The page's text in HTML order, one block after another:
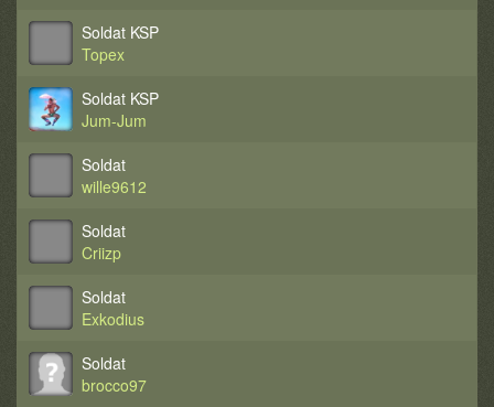
Soldat KSP
Topex
Soldat KSP
Jum-Jum
Soldat
wille9612
Soldat
Criizp
Soldat
Exkodius
Soldat
brocco97